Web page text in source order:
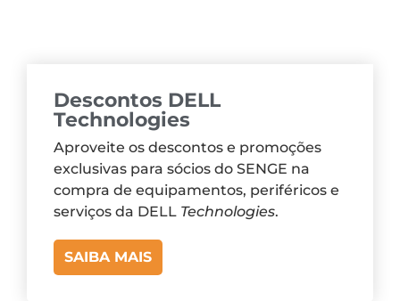
Descontos DELL
Technologies
Aproveite os descontos e promoções
exclusivas para sócios do SENGE na
compra de equipamentos, periféricos e
serviços da DELL Technologies.
SAIBA MAIS